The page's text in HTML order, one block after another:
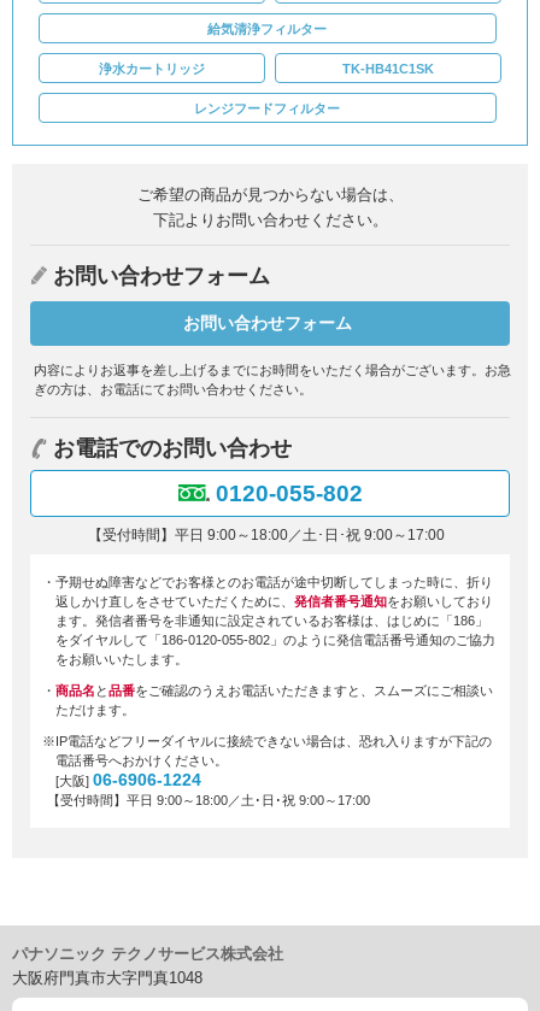
給気清浄フィルター
浄水カートリッジ TK-HB41C1SK
レンジフードフィルター
ご希望の商品が見つからない場合は、
下記よりお問い合わせください。
お問い合わせフォーム
お問い合わせフォーム
内容によりお返事を差し上げるまでにお時間をいただく場合がございます。 お急
ぎの方は、お電話にてお問い合わせください。
お電話でのお問い合わせ
0120-055-802
【受付時間】平日 9:00～18:00／土･日･祝 9:00～17:00
・予期せぬ障害などでお客様とのお電話が途中切断してしまった時に、折り
返しかけ直しをさせていただくために、 発信者番号通知をお願いしており
ます。発信者番号を非通知に設定されているお客様は、はじめに「186」
をダイヤルして「186-0120-055-802」のように発信電話番号通知のご協力
をお願いいたします。
・ 商品名 と品番をご確認のうえお電話いただきますと、スムーズにご相談い
ただけます。
※IP電話などフリーダイヤルに接続できない場合は、恐れ入りますが下記の
電話番号へおかけください。
[大阪] 06-6906-1224
【受付時間】平日 9:00～18:00／土･日･祝 9:00～17:00
パナソニック テクノサービス株式会社
大阪府門真市大字門真1048